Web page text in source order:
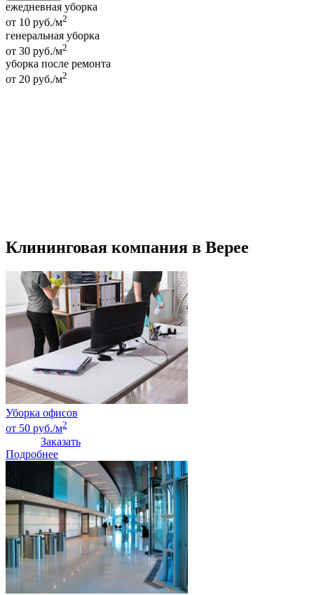
ежедневная уборка
от 10 руб./м2
генеральная уборка
от 30 руб./м2
уборка после ремонта
от 20 руб./м2
Клининговая компания в Верее
Уборка офисов
от 50 руб./м2
Заказать
Подробнее